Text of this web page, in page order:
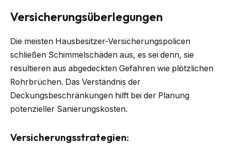
Versicherungsüberlegungen
Die meisten Hausbesitzer-Versicherungspolicen
schließen Schimmelschäden aus, es sei denn, sie
resultieren aus abgedeckten Gefahren wie plötzlichen
Rohrbrüchen. Das Verständnis der
Deckungsbeschränkungen hilft bei der Planung
potenzieller Sanierungskosten.
Versicherungsstrategien: